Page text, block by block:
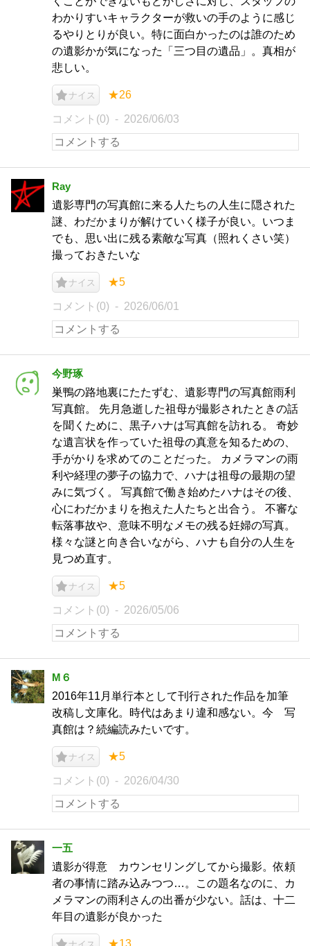
わかりすいキャラクターが救いの手のように感じ
るやりとりが良い。特に面白かったのは誰のため
の遺影かが気になった「三つ目の遺品」。真相が
悲しい。
ナイス ★26
コメント(0) 2026/06/03
Ray
遺影専門の写真館に来る人たちの人生に隠された
謎、わだかまりが解けていく様子が良い。いつま
でも、思い出に残る素敵な写真（照れくさい笑）
撮っておきたいな
ナイス ★5
コメント(0) 2026/06/01
今野琢
巣鴨の路地裏にたたずむ、遺影専門の写真館雨利
写真館。 先月急逝した祖母が撮影されたときの話
を聞くために、黒子ハナは写真館を訪れる。 奇妙
な遺言状を作っていた祖母の真意を知るための、
手がかりを求めてのことだった。 カメラマンの雨
利や経理の夢子の協力で、ハナは祖母の最期の望
みに気づく。 写真館で働き始めたハナはその後、
心にわだかまりを抱えた人たちと出合う。 不審な
転落事故や、意味不明なメモの残る妊婦の写真。
様々な謎と向き合いながら、ハナも自分の人生を
見つめ直す。
ナイス ★5
コメント(0) 2026/05/06
M６
2016年11月単行本として刊行された作品を加筆
改稿し文庫化。時代はあまり違和感ない。今 写
真館は？続編読みたいです。
ナイス ★5
コメント(0) 2026/04/30
一五
遺影が得意 カウンセリングしてから撮影。依頼
者の事情に踏み込みつつ…。この題名なのに、カ
メラマンの雨利さんの出番が少ない。話は、十二
年目の遺影が良かった
★13